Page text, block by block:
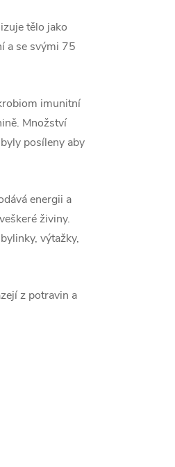
tělo jako
a se svými 75
imunitní
Množství
posíleny aby
energii a
živiny.
výtažky,
z potravin a